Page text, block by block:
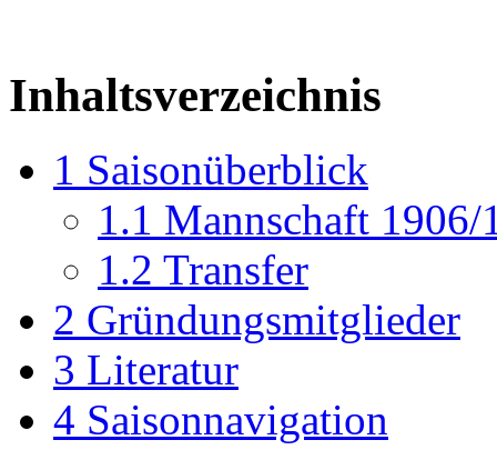
Inhaltsverzeichnis
1 Saisonüberblick
1.1 Mannschaft 1906/
1.2 Transfer
2 Gründungsmitglieder
3 Literatur
4 Saisonnavigation